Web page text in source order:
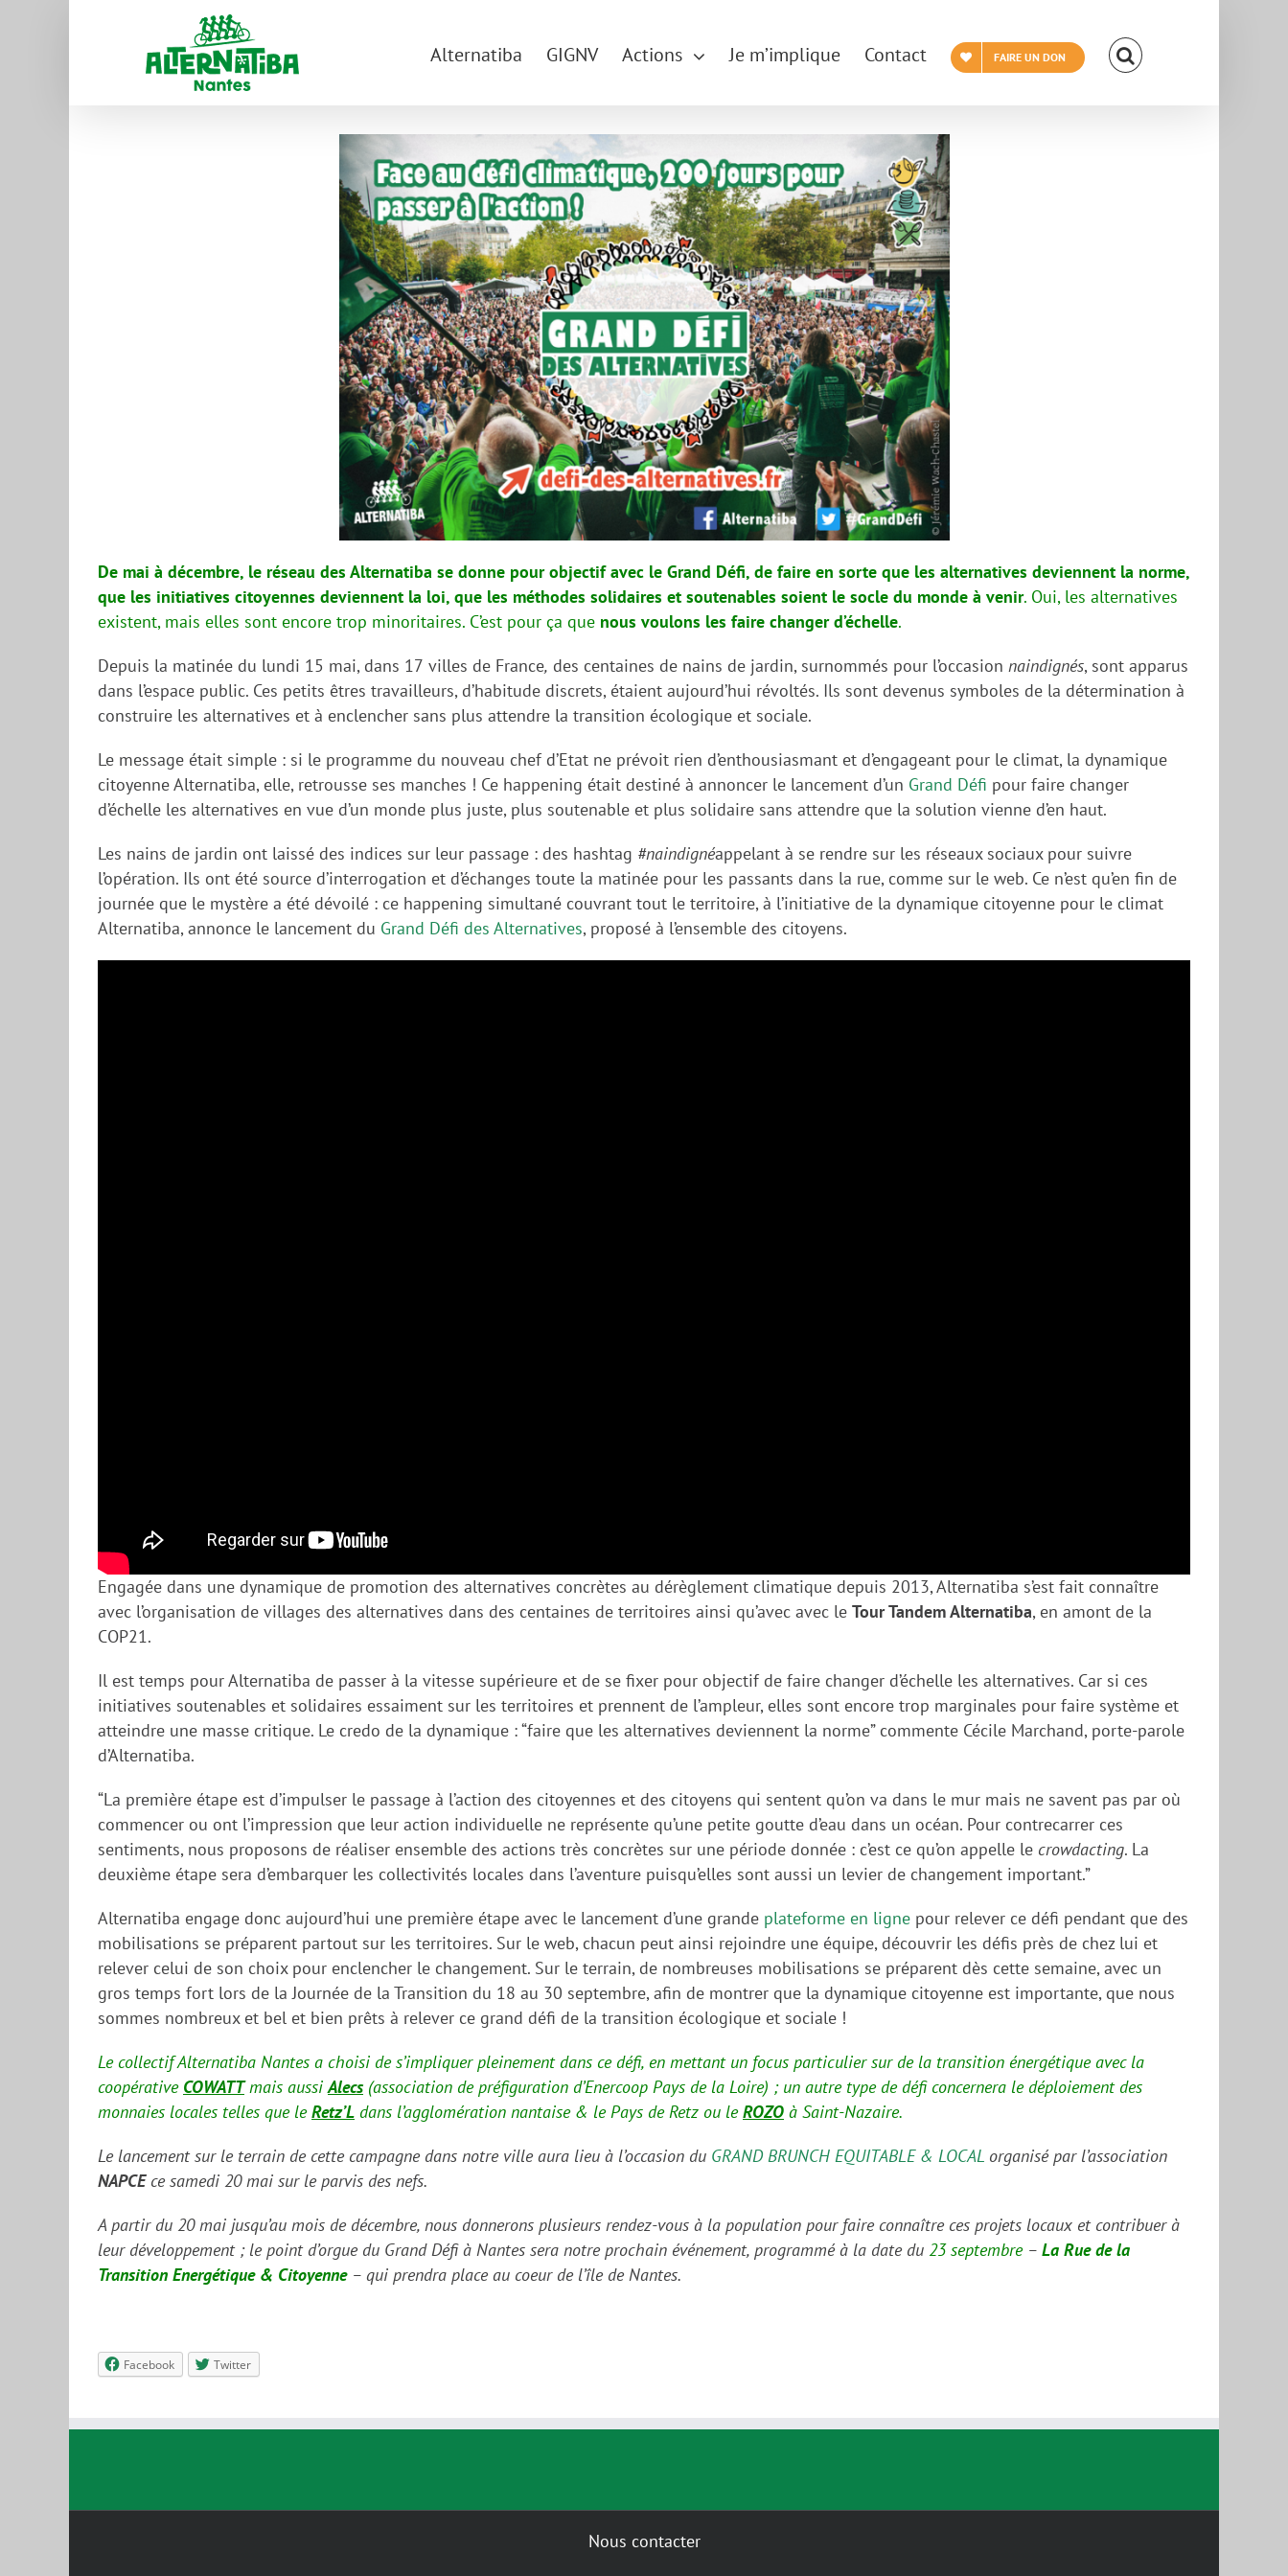
Alternatiba GIGNV Actions Je m’implique Contact FAIRE UN DON
De mai à décembre, le réseau des Alternatiba se donne pour objectif avec le Grand Défi, de faire en sorte que les alternatives deviennent la norme,
que les initiatives citoyennes deviennent la loi, que les méthodes solidaires et soutenables soient le socle du monde à venir. Oui, les alternatives
existent, mais elles sont encore trop minoritaires. C’est pour ça que nous voulons les faire changer d’échelle.
Depuis la matinée du lundi 15 mai, dans 17 villes de France, des centaines de nains de jardin, surnommés pour l’occasion naindignés, sont apparus
dans l’espace public. Ces petits êtres travailleurs, d’habitude discrets, étaient aujourd’hui révoltés. Ils sont devenus symboles de la détermination à
construire les alternatives et à enclencher sans plus attendre la transition écologique et sociale.
Le message était simple : si le programme du nouveau chef d’Etat ne prévoit rien d’enthousiasmant et d’engageant pour le climat, la dynamique
citoyenne Alternatiba, elle, retrousse ses manches ! Ce happening était destiné à annoncer le lancement d’un Grand Défi pour faire changer
d’échelle les alternatives en vue d’un monde plus juste, plus soutenable et plus solidaire sans attendre que la solution vienne d’en haut.
Les nains de jardin ont laissé des indices sur leur passage : des hashtag #naindignéappelant à se rendre sur les réseaux sociaux pour suivre
l’opération. Ils ont été source d’interrogation et d’échanges toute la matinée pour les passants dans la rue, comme sur le web. Ce n’est qu’en fin de
journée que le mystère a été dévoilé : ce happening simultané couvrant tout le territoire, à l’initiative de la dynamique citoyenne pour le climat
Alternatiba, annonce le lancement du Grand Défi des Alternatives, proposé à l’ensemble des citoyens.
Engagée dans une dynamique de promotion des alternatives concrètes au dérèglement climatique depuis 2013, Alternatiba s’est fait connaître
avec l’organisation de villages des alternatives dans des centaines de territoires ainsi qu’avec avec le Tour Tandem Alternatiba, en amont de la
COP21.
Il est temps pour Alternatiba de passer à la vitesse supérieure et de se fixer pour objectif de faire changer d’échelle les alternatives. Car si ces
initiatives soutenables et solidaires essaiment sur les territoires et prennent de l’ampleur, elles sont encore trop marginales pour faire système et
atteindre une masse critique. Le credo de la dynamique : “faire que les alternatives deviennent la norme” commente Cécile Marchand, porte-parole
d’Alternatiba.
“La première étape est d’impulser le passage à l’action des citoyennes et des citoyens qui sentent qu’on va dans le mur mais ne savent pas par où
commencer ou ont l’impression que leur action individuelle ne représente qu’une petite goutte d’eau dans un océan. Pour contrecarrer ces
sentiments, nous proposons de réaliser ensemble des actions très concrètes sur une période donnée : c’est ce qu’on appelle le crowdacting. La
deuxième étape sera d’embarquer les collectivités locales dans l’aventure puisqu’elles sont aussi un levier de changement important.”
Alternatiba engage donc aujourd’hui une première étape avec le lancement d’une grande plateforme en ligne pour relever ce défi pendant que des
mobilisations se préparent partout sur les territoires. Sur le web, chacun peut ainsi rejoindre une équipe, découvrir les défis près de chez lui et
relever celui de son choix pour enclencher le changement. Sur le terrain, de nombreuses mobilisations se préparent dès cette semaine, avec un
gros temps fort lors de la Journée de la Transition du 18 au 30 septembre, afin de montrer que la dynamique citoyenne est importante, que nous
sommes nombreux et bel et bien prêts à relever ce grand défi de la transition écologique et sociale !
Le collectif Alternatiba Nantes a choisi de s’impliquer pleinement dans ce défi, en mettant un focus particulier sur de la transition énergétique avec la
coopérative COWATTmais aussiAlecs (association de préfiguration d’Enercoop Pays de la Loire) ; un autre type de défi concernera le déploiement des
monnaies locales telles que leRetz’L dans l’agglomération nantaise & le Pays de Retz ou leROZO à Saint-Nazaire.
Le lancement sur le terrain de cette campagne dans notre ville aura lieu à l’occasion du GRAND BRUNCH EQUITABLE & LOCAL organisé par l’association
NAPCEce samedi 20 mai sur le parvis des nefs.
A partir du 20 mai jusqu’au mois de décembre, nous donnerons plusieurs rendez-vous à la population pour faire connaître ces projets locaux et contribuer à
leur développement ; le point d’orgue du Grand Défi à Nantes sera notre prochain événement, programmé à la date du 23 septembre– La Rue de la
Transition Energétique & Citoyenne– qui prendra place au coeur de l’île de Nantes.
Facebook Twitter
Nous contacter